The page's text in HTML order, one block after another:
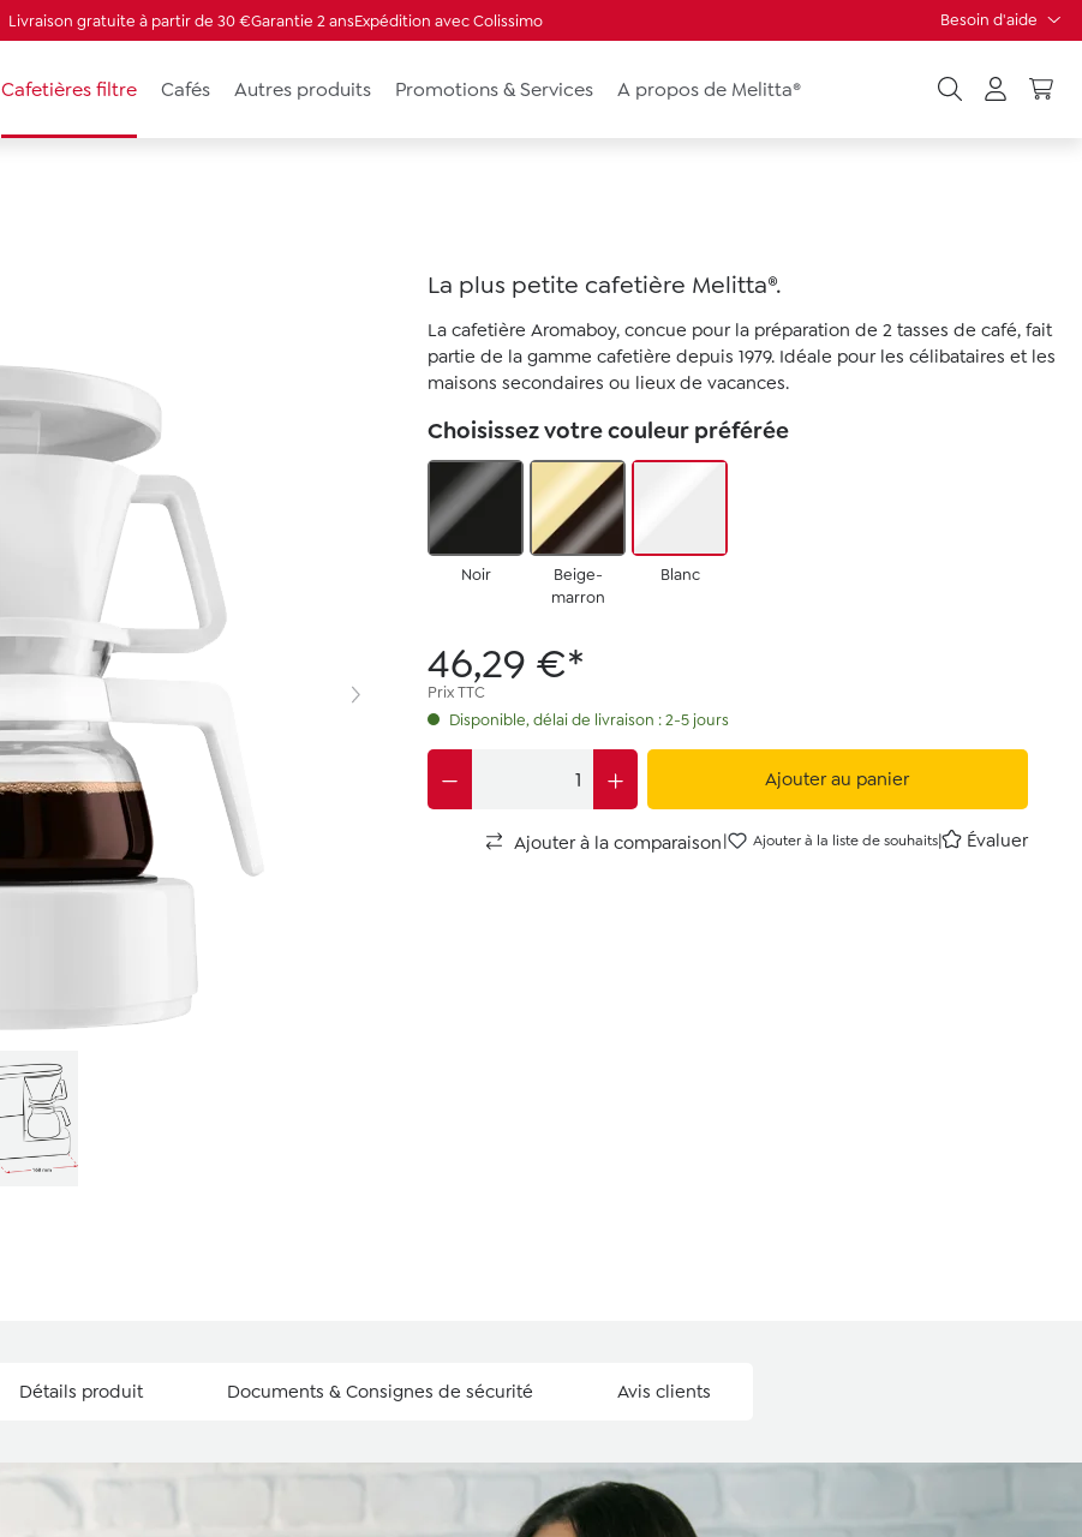
Livraison gratuite à partir de 30 €Garantie 2 ansExpédition avec Colissimo Besoin d'aide
Cafetières filtre Cafés Autres produits Promotions & Services A propos de Melitta®
La plus petite cafetière Melitta®.
La cafetière Aromaboy, concue pour la préparation de 2 tasses de café, fait
partie de la gamme cafetière depuis 1979. Idéale pour les célibataires et les
maisons secondaires ou lieux de vacances.
Choisissez votre couleur préférée
Noir
Beige-
marron
Blanc
46,29 €*
Prix TTC
Disponible, délai de livraison : 2-5 jours
Ajouter au panier
Ajouter à la comparaison| Ajouter à la liste de souhaits| Évaluer
Détails produit Documents & Consignes de sécurité Avis clients